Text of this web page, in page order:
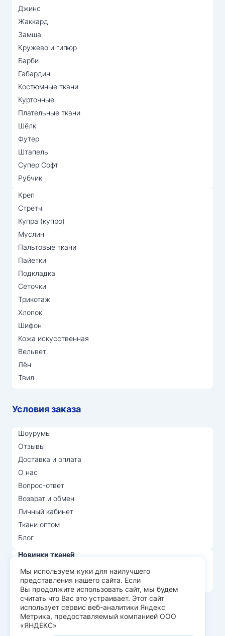
Джинс
Жаккард
Замша
Кружево и гипюр
Барби
Габардин
Костюмные ткани
Курточные
Плательные ткани
Шёлк
Футер
Штапель
Супер Софт
Рубчик
Креп
Стретч
Купра (купро)
Муслин
Пальтовые ткани
Пайетки
Подкладка
Сеточки
Трикотаж
Хлопок
Шифон
Кожа искусственная
Вельвет
Лён
Твил
Условия заказа
Шоурумы
Отзывы
Доставка и оплата
О нас
Вопрос-ответ
Возврат и обмен
Личный кабинет
Ткани оптом
Блог
Новинки тканей
Распродажа тканей
Лидеры продаж
© Арт Текс — продажа тканей оптом, 2026
Пользовательское соглашение
Мы используем куки для наилучшего
представления нашего сайта. Если
Вы продолжите использовать сайт, мы будем
считать что Вас это устраивает. Этот сайт
использует сервис веб-аналитики Яндекс
Метрика, предоставляемый компанией ООО
«ЯНДЕКС»